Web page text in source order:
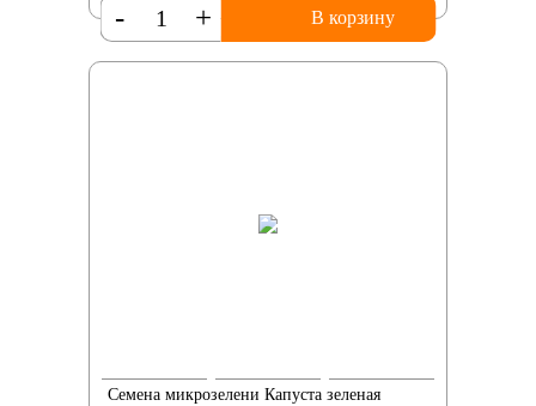
+
- В корзину
Семена микрозелени Капуста зеленая